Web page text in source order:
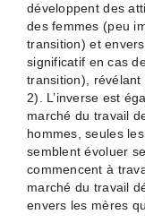
développent des
des femmes (peu
transition) et
significatif en cas
transition), révélant
2). L’inverse est
marché du travail
hommes, seules
semblent évoluer
commencent à
marché du travail
envers les mères